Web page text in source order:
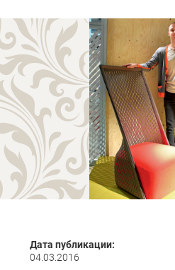
Дата публикации:
04.03.2016